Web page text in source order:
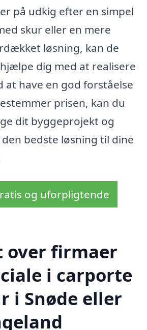
på udkig efter en simpel
skur eller en mere
løsning, kan de
dig med at realisere
at have en god forståelse
prisen, kan du
dit byggeprojekt og
bedste løsning til dine
og uforpligtende
over firmaer
i carporte
i Snøde eller